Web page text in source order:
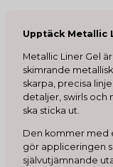
Upptäck Metallic
Metallic Liner Gel
skimrande
skarpa, precisa
detaljer, swirls och
ska sticka ut.
Den kommer med
gör appliceringen
självutjämnande